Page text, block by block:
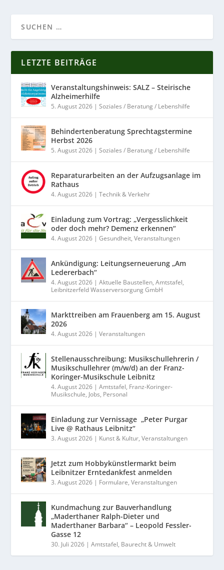
LETZTE BEITRÄGE
Veranstaltungshinweis: SALZ – Steirische
Alzheimerhilfe
5. August 2026 |Soziales / Beratung / Lebenshilfe
Behindertenberatung Sprechtagstermine
Herbst 2026
5. August 2026 |Soziales / Beratung / Lebenshilfe
Reparaturarbeiten an der Aufzugsanlage im
Rathaus
4. August 2026 |Technik & Verkehr
Einladung zum Vortrag: „Vergesslichkeit
oder doch mehr? Demenz erkennen“
4. August 2026 |Gesundheit,Veranstaltungen
Ankündigung: Leitungserneuerung „Am
Ledererbach“
4. August 2026 |Aktuelle Baustellen,Amtstafel,
Leibnitzerfeld Wasserversorgung GmbH
Markttreiben am Frauenberg am 15. August
2026
4. August 2026 |Veranstaltungen
Stellenausschreibung: Musikschullehrerin /
Musikschullehrer (m/w/d) an der Franz-
Koringer-Musikschule Leibnitz
4. August 2026 |Amtstafel, Franz-Koringer-
Musikschule, Jobs, Personal
Einladung zur Vernissage „Peter Purgar
Live @ Rathaus Leibnitz“
3. August 2026 | Kunst & Kultur,Veranstaltungen
Jetzt zum Hobbykünstlermarkt beim
Leibnitzer Erntedankfest anmelden
3. August 2026 | Formulare,Veranstaltungen
Kundmachung zur Bauverhandlung
„Maderthaner Ralph-Dieter und
Maderthaner Barbara“ – Leopold Fessler-
Gasse 12
30. Juli 2026 |Amtstafel, Baurecht & Umwelt